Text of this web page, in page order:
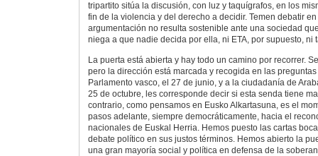
tripartito sitúa la discusión, con luz y taquígrafos, en los
fin de la violencia y del derecho a decidir. Temen debatir
argumentación no resulta sostenible ante una sociedad
niega a que nadie decida por ella, ni ETA, por supuesto, ni
La puerta está abierta y hay todo un camino por recorrer.
pero la dirección está marcada y recogida en las
Parlamento vasco, el 27 de junio, y a la ciudadanía de
25 de octubre, les corresponde decir si esta senda tiene
contrario, como pensamos en Eusko Alkartasuna, es el
pasos adelante, siempre democráticamente, hacia el
nacionales de Euskal Herria. Hemos puesto las cartas
debate político en sus justos términos. Hemos abierto la
una gran mayoría social y política en defensa de la